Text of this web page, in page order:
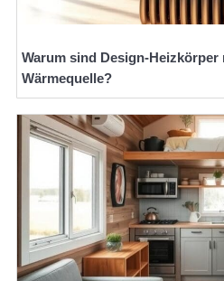
Warum sind Design-Heizkörper
Wärmequelle?